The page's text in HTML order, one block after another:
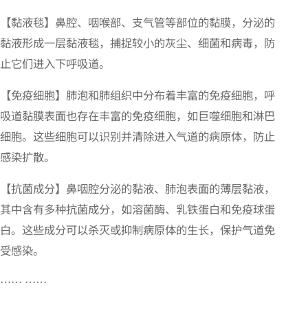
【黏液毯】鼻腔、咽喉部、支气管等部位的黏膜，分泌的
黏液形成一层黏液毯，捕捉较小的灰尘、细菌和病毒，防
止它们进入下呼吸道。
【免疫细胞】肺泡和肺组织中分布着丰富的免疫细胞，呼
吸道黏膜表面也存在丰富的免疫细胞，如巨噬细胞和淋巴
细胞。这些细胞可以识别并清除进入气道的病原体，防止
感染扩散。
【抗菌成分】鼻咽腔分泌的黏液、肺泡表面的薄层黏液，
其中含有多种抗菌成分，如溶菌酶、乳铁蛋白和免疫球蛋
白。这些成分可以杀灭或抑制病原体的生长，保护气道免
受感染。
…… ……